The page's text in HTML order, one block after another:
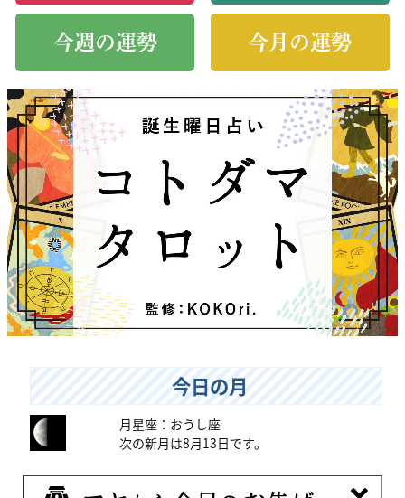
今週の運勢 今月の運勢
今日の月
月星座：おうし座
次の新月は8月13日です。